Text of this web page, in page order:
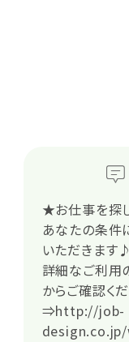
★お仕事を探
あなたの条件
いただきます♪
詳細なご利用
からご確認くだ
⇒http://job-